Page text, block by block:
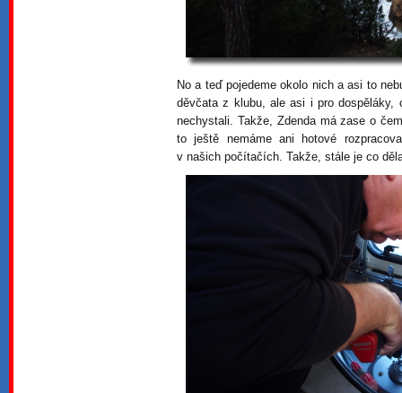
No a teď pojedeme okolo nich a asi to
děvčata z klubu, ale asi i pro
nechystali. Takže, Zdenda má zase o
to ještě nemáme ani hotové
v našich počítačích. Takže, stále je co